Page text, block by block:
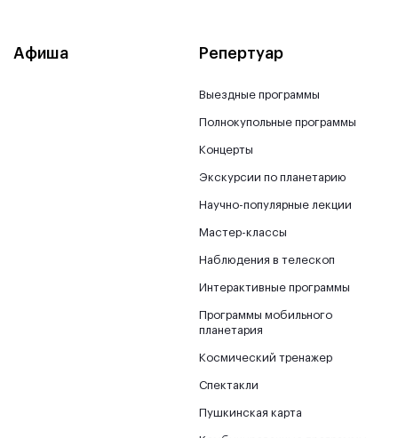
Афиша Репертуар
Выездные программы
Полнокупольные программы
Концерты
Экскурсии по планетарию
Научно-популярные лекции
Мастер-классы
Наблюдения в телескоп
Интерактивные программы
Программы мобильного
планетария
Космический тренажер
Спектакли
Пушкинская карта